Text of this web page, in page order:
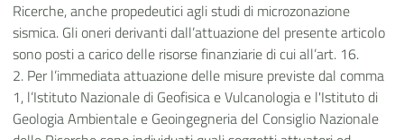
Ricerche, anche propedeutici agli studi di microzonazione
sismica. Gli oneri derivanti dall’attuazione del presente articolo
sono posti a carico delle risorse finanziarie di cui all’art. 16.
2. Per l’immediata attuazione delle misure previste dal comma
1, l’Istituto Nazionale di Geofisica e Vulcanologia e l'Istituto di
Geologia Ambientale e Geoingegneria del Consiglio Nazionale